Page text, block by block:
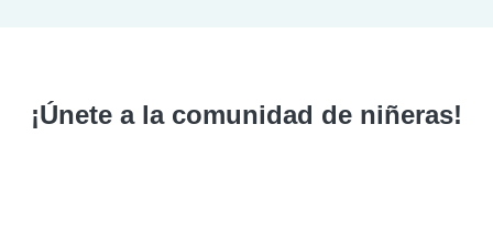
¡Únete a la comunidad de niñeras!